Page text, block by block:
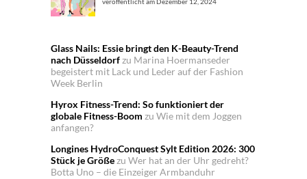
Glass Nails: Essie bringt den K-Beauty-Trend
nach Düsseldorfzu Marina Hoermanseder
begeistert mit Lack und Leder auf der Fashion
Week Berlin
Hyrox Fitness-Trend: So funktioniert der
globale Fitness-Boom zu Wie mit dem Joggen
anfangen?
Longines HydroConquest Sylt Edition 2026: 300
Stück je Größezu Wer hat an der Uhr gedreht?
Botta Uno – die Einzeiger Armbanduhr